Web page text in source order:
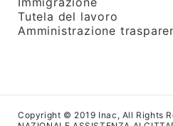
Tutela del lavoro
Amministrazione
Copyright © 2019 Inac, All Rights